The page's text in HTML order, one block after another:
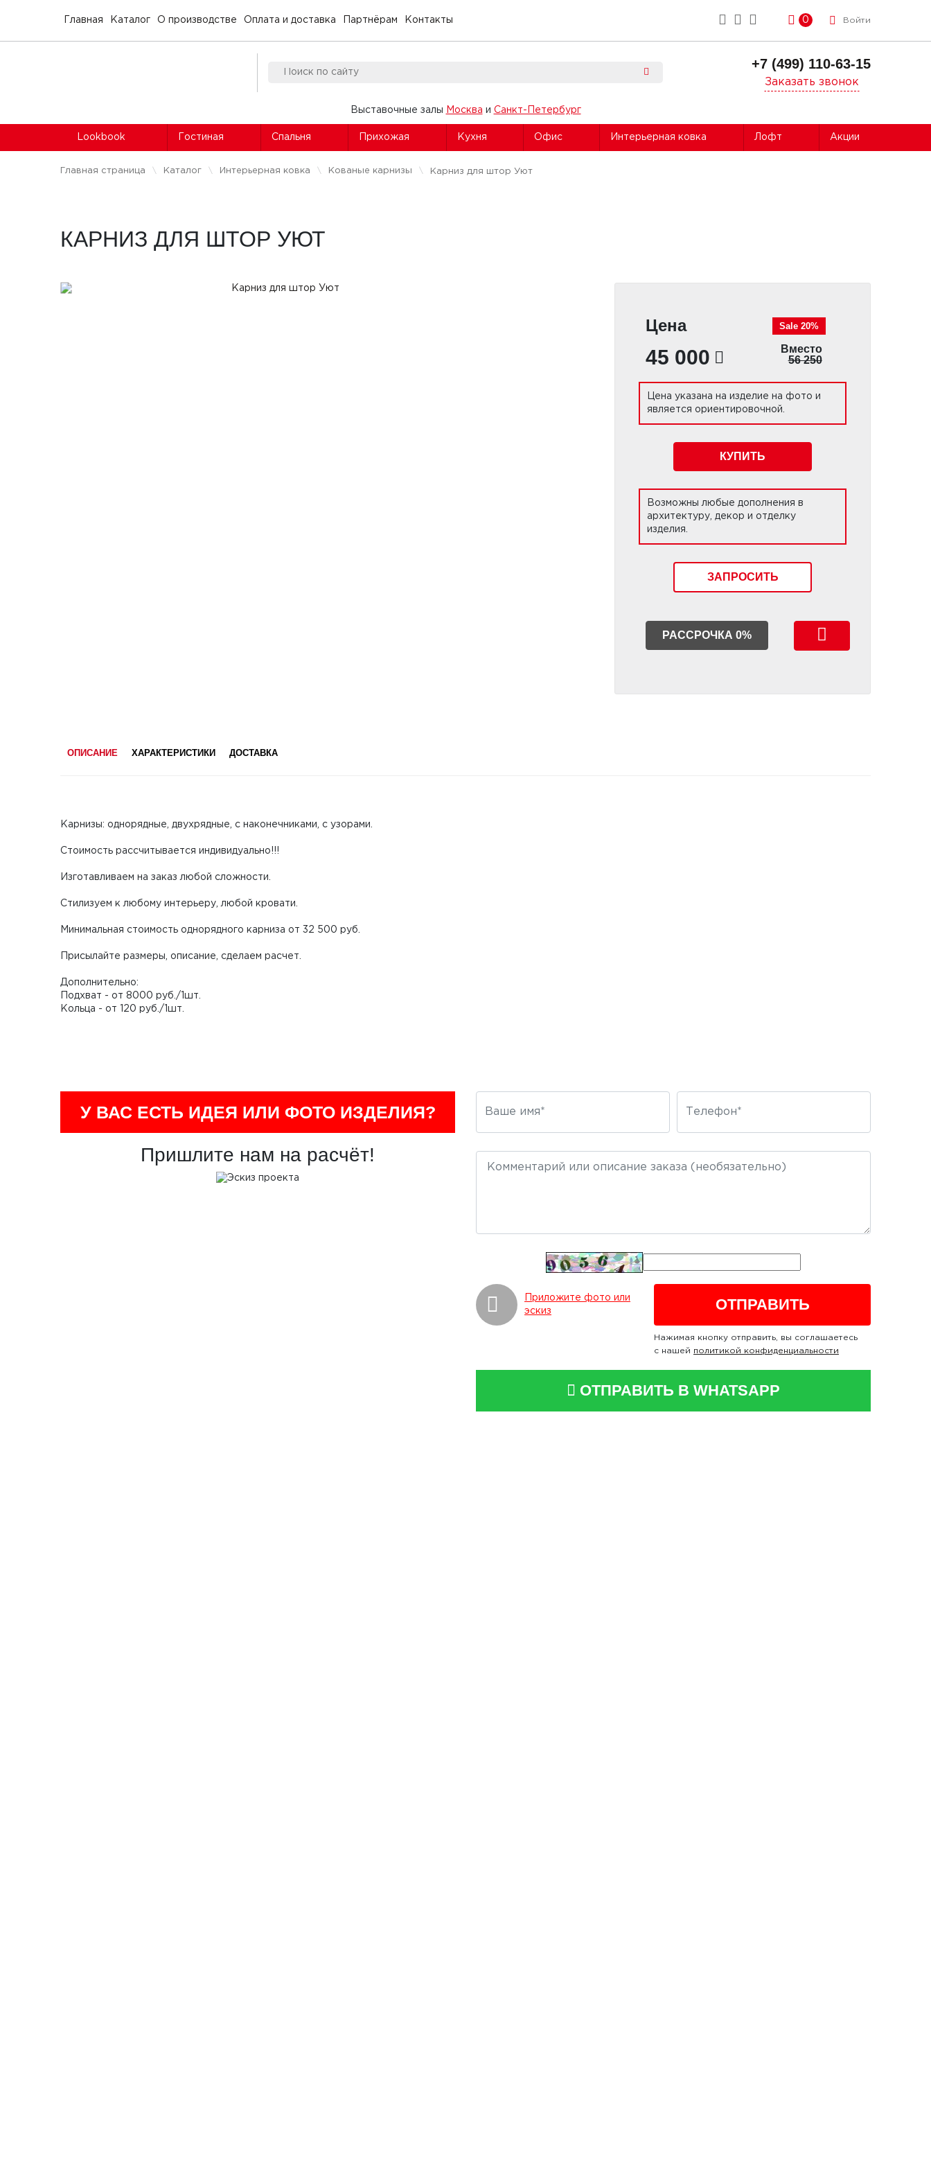
Главная Каталог О производстве Оплата и доставка Партнёрам Контакты 0 Войти
+7 (499) 110-63-15
Заказать звонок
Выставочные залы Москва и Санкт-Петербург
Lookbook Гостиная Спальня Прихожая Кухня Офис Интерьерная ковка Лофт Акции
Главная страница Каталог Интерьерная ковка Кованые карнизы Карниз для штор Уют
КАРНИЗ ДЛЯ ШТОР УЮТ
Цена
45 000
Sale 20%
Вместо
56 250
Цена указана на изделие на фото и
является ориентировочной.
КУПИТЬ
Возможны любые дополнения в
архитектуру, декор и отделку
изделия.
ЗАПРОСИТЬ
РАССРОЧКА 0%
ОПИСАНИЕ ХАРАКТЕРИСТИКИ ДОСТАВКА
Карнизы: однорядные, двухрядные, с наконечниками, с узорами.
Стоимость рассчитывается индивидуально!!!
Изготавливаем на заказ любой сложности.
Стилизуем к любому интерьеру, любой кровати.
Минимальная стоимость однорядного карниза от 32 500 руб.
Присылайте размеры, описание, сделаем расчет.
Дополнительно:
Подхват - от 8000 руб./1шт.
Кольца - от 120 руб./1шт.
У ВАС ЕСТЬ ИДЕЯ ИЛИ ФОТО ИЗДЕЛИЯ?
Пришлите нам на расчёт!
Приложите фото или
эскиз
Нажимая кнопку отправить, вы соглашаетесь
с нашей политикой конфиденциальности
ОТПРАВИТЬ В WHATSAPP